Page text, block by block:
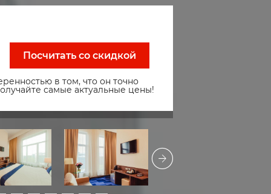
Посчитать со скидкой
в том, что он точно
самые актуальные цены!